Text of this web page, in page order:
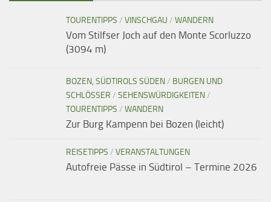
TOURENTIPPS / VINSCHGAU / WANDERN
Vom Stilfser Joch auf den Monte Scorluzzo
(3094 m)
BOZEN, SÜDTIROLS SÜDEN/ BURGEN UND
SCHLÖSSER / SEHENSWÜRDIGKEITEN/
TOURENTIPPS / WANDERN
Zur Burg Kampenn bei Bozen (leicht)
REISETIPPS / VERANSTALTUNGEN
Autofreie Pässe in Südtirol – Termine 2026